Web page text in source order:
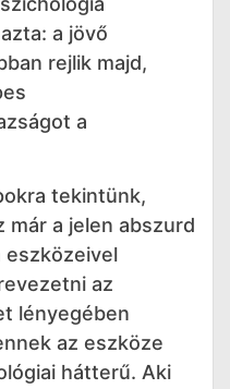
a jövő
rejlik majd,
a
tekintünk,
már a jelen abszurd
eszközeivel
az
lényegében
az eszköze
hátterű. Aki